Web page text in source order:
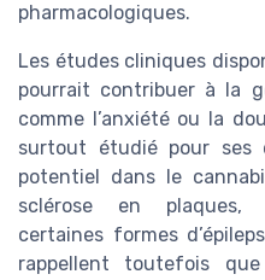
pharmacologiques.
Les études cliniques
pourrait contribuer à la
comme l’anxiété ou la
surtout étudié pour ses
potentiel dans le
sclérose en plaques,
certaines formes
rappellent toutefois